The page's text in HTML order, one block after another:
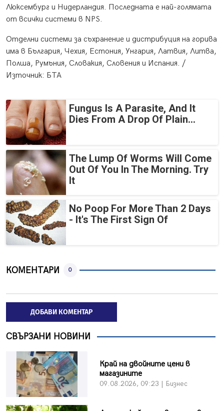
Люксембург и Нидерландия. Последната е най-голямата
от всички системи в NPS.
Отделни системи за съхранение и дистрибуция на горива
има в България, Чехия, Естония, Унгария, Латвия, Литва,
Полша, Румъния, Словакия, Словения и Испания. /
Източник: БТА
Fungus Is A Parasite, And It
Dies From A Drop Of Plain...
The Lump Of Worms Will Come
Out Of You In The Morning. Try
It
No Poop For More Than 2 Days
- It's The First Sign Of
КОМЕНТАРИ 0
ДОБАВИ КОМЕНТАР
СВЪРЗАНИ НОВИНИ
Край на двойните цени в
магазините
09.08.2026, 09:23 | Бизнес